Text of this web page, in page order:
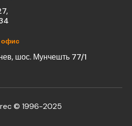
шос. Мунчешть 77/1
офис
© 1996-2025